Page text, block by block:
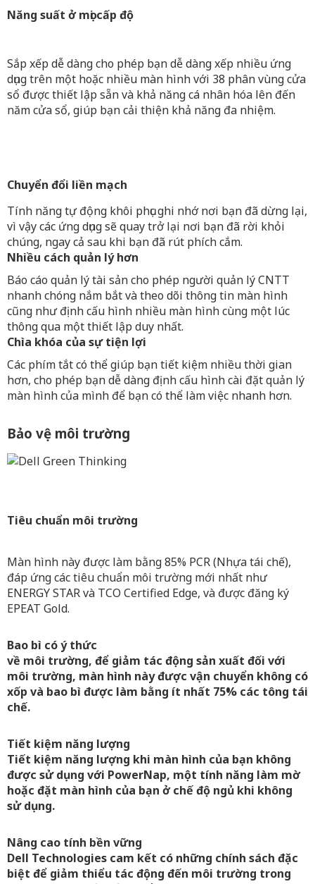
Năng suất ở mọi cấp độ
Sắp xếp dễ dàng cho phép bạn dễ dàng xếp nhiều ứng
dụng trên một hoặc nhiều màn hình với 38 phân vùng cửa
sổ được thiết lập sẵn và khả năng cá nhân hóa lên đến
năm cửa sổ, giúp bạn cải thiện khả năng đa nhiệm.
Chuyển đổi liền mạch
Tính năng tự động khôi phục ghi nhớ nơi bạn đã dừng lại,
vì vậy các ứng dụng sẽ quay trở lại nơi bạn đã rời khỏi
chúng, ngay cả sau khi bạn đã rút phích cắm.
Nhiều cách quản lý hơn
Báo cáo quản lý tài sản cho phép người quản lý CNTT
nhanh chóng nắm bắt và theo dõi thông tin màn hình
cũng như định cấu hình nhiều màn hình cùng một lúc
thông qua một thiết lập duy nhất.
Chìa khóa của sự tiện lợi
Các phím tắt có thể giúp bạn tiết kiệm nhiều thời gian
hơn, cho phép bạn dễ dàng định cấu hình cài đặt quản lý
màn hình của mình để bạn có thể làm việc nhanh hơn.
Bảo vệ môi trường
Tiêu chuẩn môi trường
Màn hình này được làm bằng 85% PCR (Nhựa tái chế),
đáp ứng các tiêu chuẩn môi trường mới nhất như
ENERGY STAR và TCO Certified Edge, và được đăng ký
EPEAT Gold.
Bao bì có ý thức
về môi trường, để giảm tác động sản xuất đối với
môi trường, màn hình này được vận chuyển không có
xốp và bao bì được làm bằng ít nhất 75% các tông tái
chế.
Tiết kiệm năng lượng
Tiết kiệm năng lượng khi màn hình của bạn không
được sử dụng với PowerNap, một tính năng làm mờ
hoặc đặt màn hình của bạn ở chế độ ngủ khi không
sử dụng.
Nâng cao tính bền vững
Dell Technologies cam kết có những chính sách đặc
biệt để giảm thiểu tác động đến môi trường trong